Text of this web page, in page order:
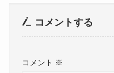
コメントする
コメント ※